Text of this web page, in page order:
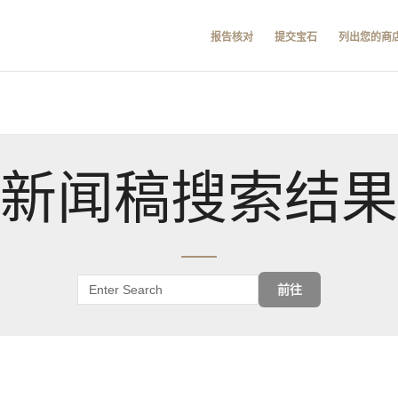
报告核对 提交宝石 列出您的商
新闻稿搜索结果
前往